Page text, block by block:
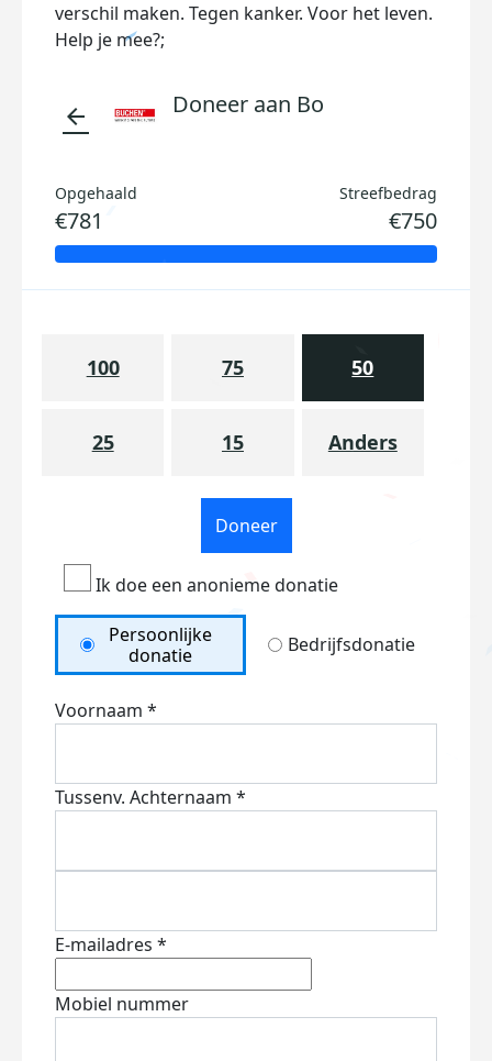
verschil maken. Tegen kanker. Voor het leven.
Help je mee?;
arrow_back Doneer aan Bo
Opgehaald
€781
Streefbedrag
€750
100 75 50
25 15 Anders
Doneer
Ik doe een anonieme donatie
Persoonlijke
donatie
Bedrijfsdonatie
Voornaam *
Tussenv. Achternaam *
E-mailadres *
Mobiel nummer